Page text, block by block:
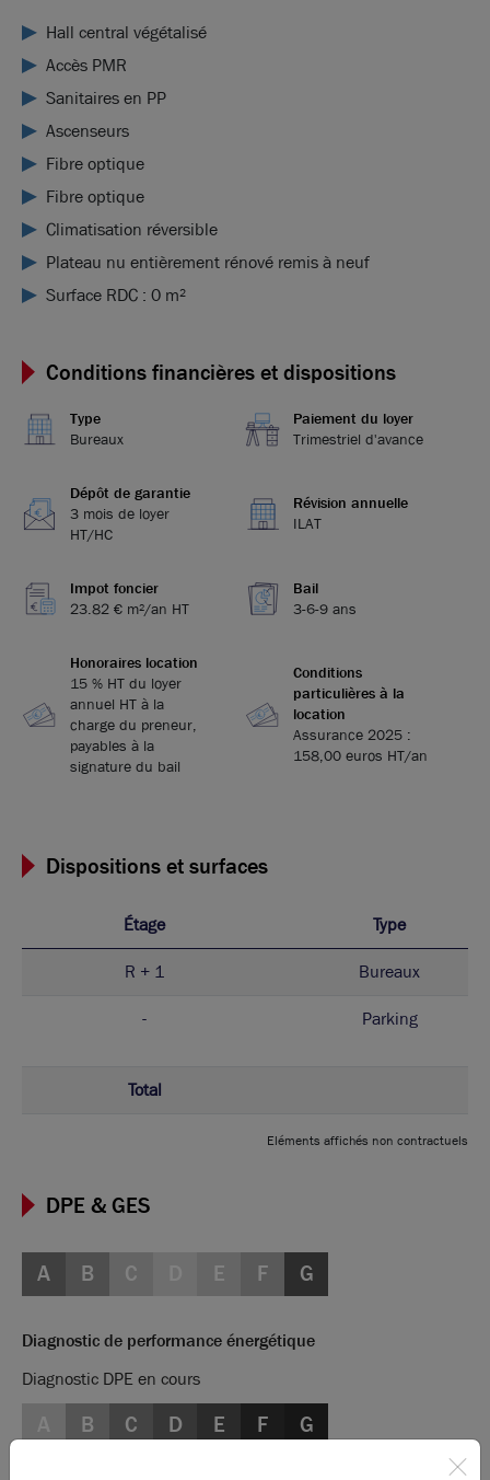
Hall central végétalisé
Accès PMR
Sanitaires en PP
Ascenseurs
Fibre optique
Fibre optique
Climatisation réversible
Plateau nu entièrement rénové remis à neuf
Surface RDC : 0 m²
Conditions financières et dispositions
Type
Bureaux
Paiement du loyer
Trimestriel d'avance
Dépôt de garantie
3 mois de loyer
HT/HC
Révision annuelle
ILAT
Impot foncier
23.82 € m²/an HT
Bail
3-6-9 ans
Honoraires location
15 % HT du loyer
annuel HT à la
charge du preneur,
payables à la
signature du bail
Conditions
particulières à la
location
Assurance 2025 :
158,00 euros HT/an
Dispositions et surfaces
Étage Type
R + 1 Bureaux
- Parking
Total
Eléments affichés non contractuels
DPE & GES
A B C E F G
Diagnostic de performance énergétique
Diagnostic DPE en cours
B C D E F G